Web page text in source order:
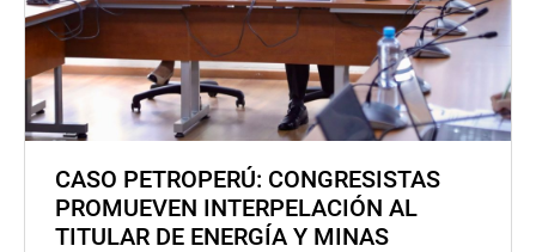
CASO PETROPERÚ: CONGRESISTAS
PROMUEVEN INTERPELACIÓN AL
TITULAR DE ENERGÍA Y MINAS